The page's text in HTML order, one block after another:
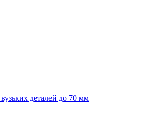
деталей до 70 мм